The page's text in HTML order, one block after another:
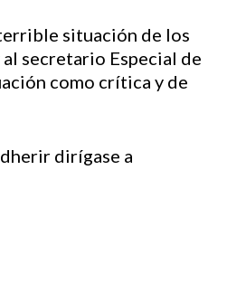
situación de los
secretario Especial de
como crítica y de
dirígase a